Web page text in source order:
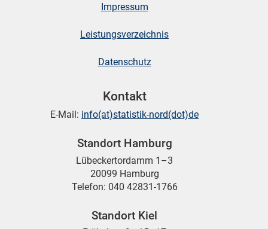
Impressum
Leistungsverzeichnis
Datenschutz
Kontakt
E-Mail: info(at)statistik-nord(dot)de
Standort Hamburg
Lübeckertordamm 1–3
20099 Hamburg
Telefon: 040 42831-1766
Standort Kiel